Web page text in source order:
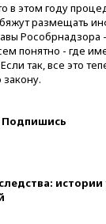
в этом году
размещать
Рособрнадзора
понятно - где
так, все это
Подпишись